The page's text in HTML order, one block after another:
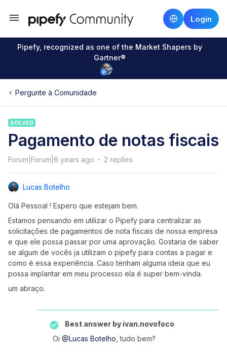
Login
Pipefy, recognized as one of the Market Shapers by
Gartner®
Pergunte à Comunidade
SOLVED
Pagamento de notas fiscais
Forum|Forum|6 years ago 2 replies
Lucas Botelho
Olá Pessoal ! Espero que estejam bem.
Estamos pensando em utilizar o Pipefy para centralizar as
solicitações de pagamentos de nota fiscais de nossa empresa
e que ele possa passar por uma aprovação. Gostaria de saber
se algum de vocês ja utilizam o pipefy para contas a pagar e
como é essa experiência. Caso tenham alguma ideia que eu
possa implantar em meu processo ela é super bem-vinda.
um abraço.
Best answer by ivan.novofoco
Oi @Lucas Botelho , tudo bem?